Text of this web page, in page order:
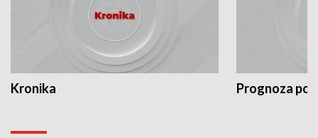
Kronika Prognoza